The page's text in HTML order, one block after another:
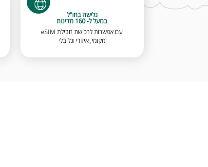
גלישה בחו"ל
במעל ל- 160 מדינות
עם אפשרות לרכישת חבילת eSIM
מקומי, איזורי וגלובלי